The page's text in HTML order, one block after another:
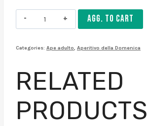
calice
Sauvignon
AGG. TO CART
Categories: Ape adulto Aperitivo della Domenica
RELATED
PRODUCTS